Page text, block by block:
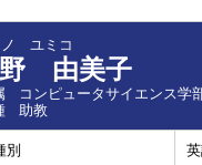
ノ ユミコ
由美子
コンピュータサイエンス学
助教
別